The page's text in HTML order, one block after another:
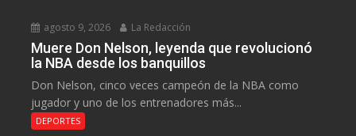
agosto 9, 2026 La Redacción
Muere Don Nelson, leyenda que revolucionó
la NBA desde los banquillos
Don Nelson, cinco veces campeón de la NBA como
jugador y uno de los entrenadores más...
DEPORTES